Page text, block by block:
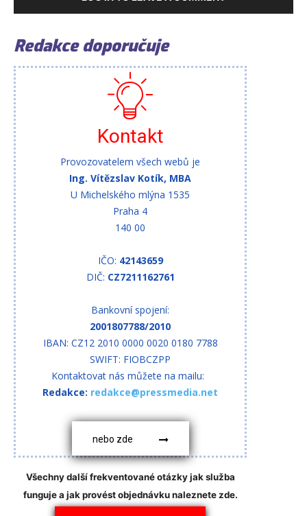
Redakce doporučuje
Kontakt
Provozovatelem všech webů je
Ing. Vítězslav Kotík, MBA
U Michelského mlýna 1535
Praha 4
140 00
IČO: 42143659
DIČ: CZ7211162761
Bankovní spojení:
2001807788/2010
IBAN: CZ12 2010 0000 0020 0180 7788
SWIFT: FIOBCZPP
Kontaktovat nás můžete na mailu:
Redakce: redakce@pressmedia.net
nebo zde
Všechny další frekventované otázky jak služba
funguje a jak provést objednávku naleznete zde.